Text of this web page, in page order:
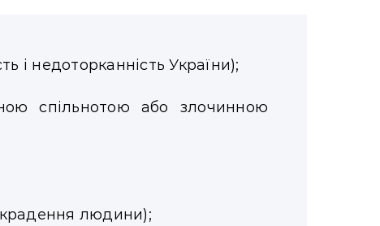
і недоторканність України);
спільнотою або злочинною
людини);